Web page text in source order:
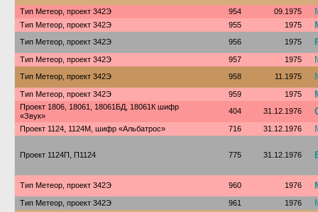
Тип Метеор, проект 342Э 954 09.1975
Тип Метеор, проект 342Э 955 1975
Тип Метеор, проект 342Э 956 1975
Тип Метеор, проект 342Э 957 1975
Тип Метеор, проект 342Э 958 11.1975
Тип Метеор, проект 342Э 959 1975
Проект 1806, 18061, 18061БД, 18061К шифр
«Звук»
404 31.12.1976
Проект 1124, 1124М, шифр «Альбатрос» 716 31.12.1976
Проект 1124П, П1124 775 31.12.1976
Тип Метеор, проект 342Э 960 1976
Тип Метеор, проект 342Э 961 1976